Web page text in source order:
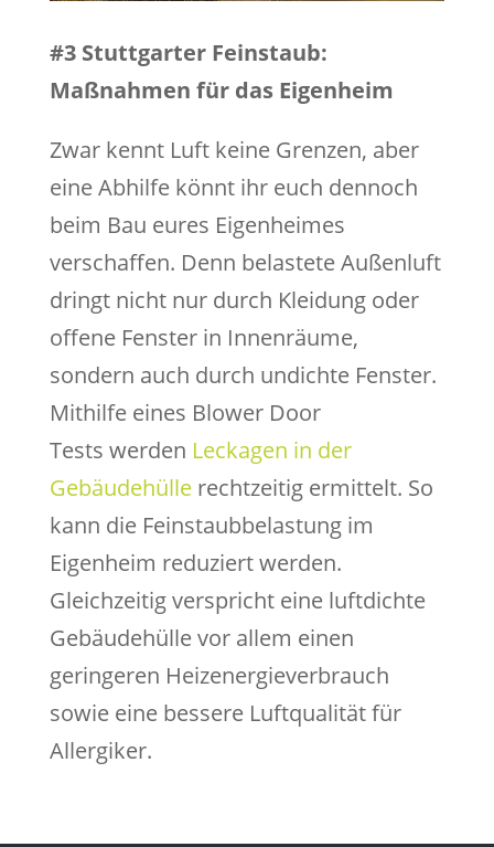
#3 Stuttgarter Feinstaub:
Maßnahmen für das Eigenheim
Zwar kennt Luft keine Grenzen, aber
eine Abhilfe könnt ihr euch dennoch
beim Bau eures Eigenheimes
verschaffen. Denn belastete Außenluft
dringt nicht nur durch Kleidung oder
offene Fenster in Innenräume,
sondern auch durch undichte Fenster.
Mithilfe eines Blower Door
Tests werden Leckagen in der
Gebäudehüllerechtzeitig ermittelt. So
kann die Feinstaubbelastung im
Eigenheim reduziert werden.
Gleichzeitig verspricht eine luftdichte
Gebäudehülle vor allem einen
geringeren Heizenergieverbrauch
sowie eine bessere Luftqualität für
Allergiker.